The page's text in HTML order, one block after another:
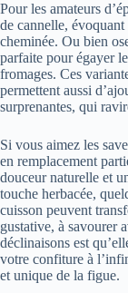
Pour les amateurs
de cannelle,
cheminée. Ou bien
parfaite pour égayer
fromages. Ces
permettent aussi
surprenantes, qui
Si vous aimez les
en remplacement
douceur naturelle et
touche herbacée,
cuisson peuvent
gustative, à savourer
déclinaisons est
votre confiture à
et unique de la figue.